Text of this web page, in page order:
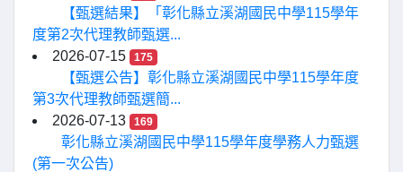
【甄選結果】「彰化縣立溪湖國民中學115學年
度第2次代理教師甄選...
2026-07-15
175
【甄選公告】彰化縣立溪湖國民中學115學年度
第3次代理教師甄選簡...
2026-07-13
169
彰化縣立溪湖國民中學115學年度學務人力甄選
(第一次公告)